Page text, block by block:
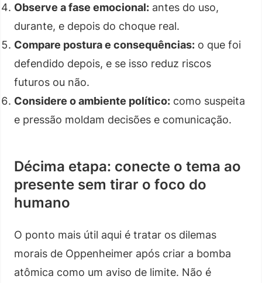
Observe a fase emocional: antes do uso,
durante, e depois do choque real.
Compare postura e consequências: o que foi
defendido depois, e se isso reduz riscos
futuros ou não.
Considere o ambiente político: como suspeita
e pressão moldam decisões e comunicação.
Décima etapa: conecte o tema ao
presente sem tirar o foco do
humano
O ponto mais útil aqui é tratar os dilemas
morais de Oppenheimer após criar a bomba
atômica como um aviso de limite. Não é